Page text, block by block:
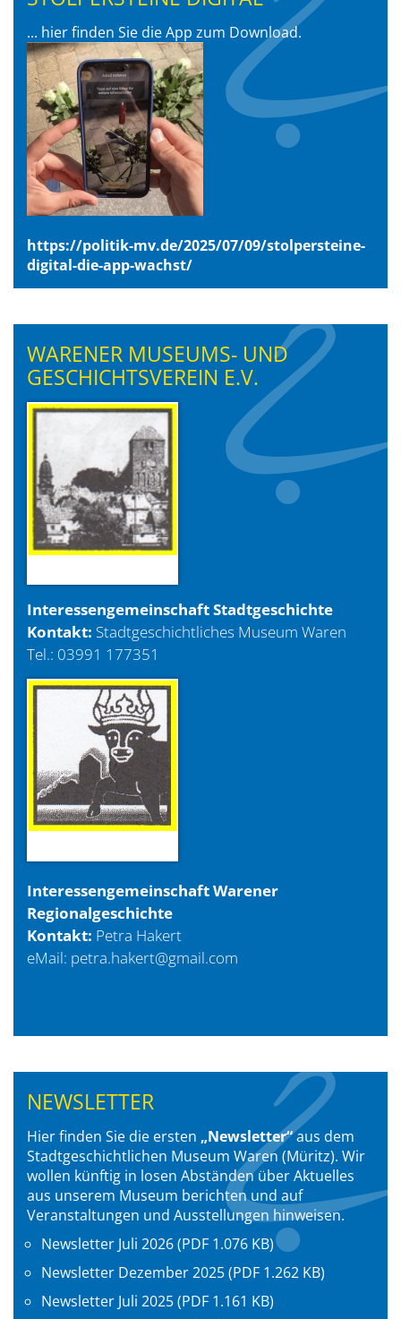
... hier finden Sie die App zum Download.
https://politik-mv.de/2025/07/09/stolpersteine-
digital-die-app-wachst/
WARENER MUSEUMS- UND
GESCHICHTSVEREIN E.V.
Interessengemeinschaft Stadtgeschichte
Kontakt: Stadtgeschichtliches Museum Waren
Tel.: 03991 177351
Interessengemeinschaft Warener
Regionalgeschichte
Kontakt: Petra Hakert
eMail: petra.hakert@gmail.com
NEWSLETTER
Hier finden Sie die ersten „Newsletter“aus dem
Stadtgeschichtlichen Museum Waren (Müritz). Wir
wollen künftig in losen Abständen über Aktuelles
aus unserem Museum berichten und auf
Veranstaltungen und Ausstellungen hinweisen.
Newsletter Juli 2026 (PDF 1.076 KB)
Newsletter Dezember 2025 (PDF 1.262 KB)
Newsletter Juli 2025 (PDF 1.161 KB)